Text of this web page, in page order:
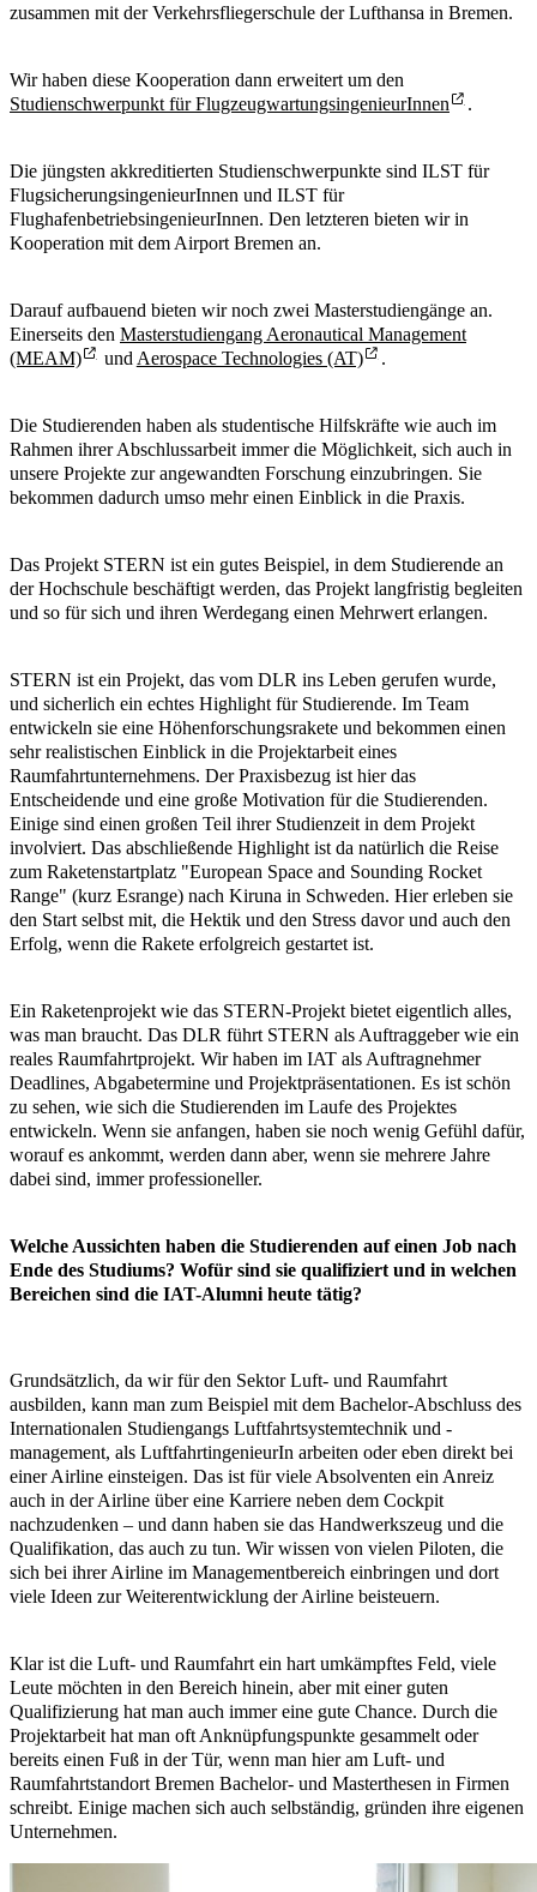
zusammen mit der Verkehrsfliegerschule der Lufthansa in Bremen.
Wir haben diese Kooperation dann erweitert um den
Studienschwerpunkt für FlugzeugwartungsingenieurInnen
.
Die jüngsten akkreditierten Studienschwerpunkte sind ILST für
FlugsicherungsingenieurInnen und ILST für
FlughafenbetriebsingenieurInnen. Den letzteren bieten wir in
Kooperation mit dem Airport Bremen an.
Darauf aufbauend bieten wir noch zwei Masterstudiengänge an.
Einerseits den Masterstudiengang Aeronautical Management
(MEAM)
und Aerospace Technologies (AT) .
Die Studierenden haben als studentische Hilfskräfte wie auch im
Rahmen ihrer Abschlussarbeit immer die Möglichkeit, sich auch in
unsere Projekte zur angewandten Forschung einzubringen. Sie
bekommen dadurch umso mehr einen Einblick in die Praxis.
Das Projekt STERN ist ein gutes Beispiel, in dem Studierende an
der Hochschule beschäftigt werden, das Projekt langfristig begleiten
und so für sich und ihren Werdegang einen Mehrwert erlangen.
STERN ist ein Projekt, das vom DLR ins Leben gerufen wurde,
und sicherlich ein echtes Highlight für Studierende. Im Team
entwickeln sie eine Höhenforschungsrakete und bekommen einen
sehr realistischen Einblick in die Projektarbeit eines
Raumfahrtunternehmens. Der Praxisbezug ist hier das
Entscheidende und eine große Motivation für die Studierenden.
Einige sind einen großen Teil ihrer Studienzeit in dem Projekt
involviert. Das abschließende Highlight ist da natürlich die Reise
zum Raketenstartplatz "European Space and Sounding Rocket
Range" (kurz Esrange) nach Kiruna in Schweden. Hier erleben sie
den Start selbst mit, die Hektik und den Stress davor und auch den
Erfolg, wenn die Rakete erfolgreich gestartet ist.
Ein Raketenprojekt wie das STERN-Projekt bietet eigentlich alles,
was man braucht. Das DLR führt STERN als Auftraggeber wie ein
reales Raumfahrtprojekt. Wir haben im IAT als Auftragnehmer
Deadlines, Abgabetermine und Projektpräsentationen. Es ist schön
zu sehen, wie sich die Studierenden im Laufe des Projektes
entwickeln. Wenn sie anfangen, haben sie noch wenig Gefühl dafür,
worauf es ankommt, werden dann aber, wenn sie mehrere Jahre
dabei sind, immer professioneller.
Welche Aussichten haben die Studierenden auf einen Job nach
Ende des Studiums? Wofür sind sie qualifiziert und in welchen
Bereichen sind die IAT-Alumni heute tätig?
Grundsätzlich, da wir für den Sektor Luft- und Raumfahrt
ausbilden, kann man zum Beispiel mit dem Bachelor-Abschluss des
Internationalen Studiengangs Luftfahrtsystemtechnik und -
management, als LuftfahrtingenieurIn arbeiten oder eben direkt bei
einer Airline einsteigen. Das ist für viele Absolventen ein Anreiz
auch in der Airline über eine Karriere neben dem Cockpit
nachzudenken – und dann haben sie das Handwerkszeug und die
Qualifikation, das auch zu tun. Wir wissen von vielen Piloten, die
sich bei ihrer Airline im Managementbereich einbringen und dort
viele Ideen zur Weiterentwicklung der Airline beisteuern.
Klar ist die Luft- und Raumfahrt ein hart umkämpftes Feld, viele
Leute möchten in den Bereich hinein, aber mit einer guten
Qualifizierung hat man auch immer eine gute Chance. Durch die
Projektarbeit hat man oft Anknüpfungspunkte gesammelt oder
bereits einen Fuß in der Tür, wenn man hier am Luft- und
Raumfahrtstandort Bremen Bachelor- und Masterthesen in Firmen
schreibt. Einige machen sich auch selbständig, gründen ihre eigenen
Unternehmen.